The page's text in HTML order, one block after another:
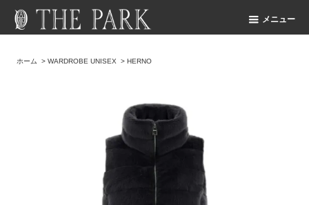
メニュー
ホーム >WARDROBE UNISEX >HERNO